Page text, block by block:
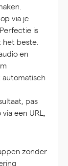
via je
is
beste.
en
pas
een URL,
zonder